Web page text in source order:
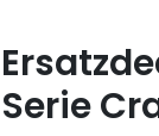
Serie